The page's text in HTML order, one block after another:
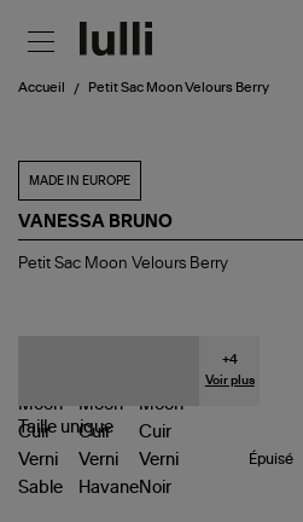
Accueil Petit Sac Moon Velours Berry
MADE IN EUROPE
VANESSA BRUNO
Petit
Petit Sac Moon Velours Berry
+4
Voir plus
Taille unique
Épuisé